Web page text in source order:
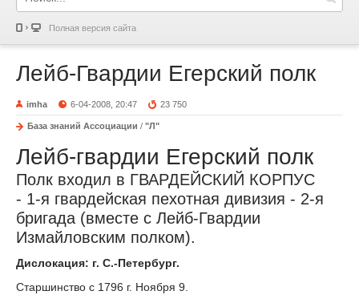
Полная версия сайта
Лейб-Гвардии Егерский полк
imha 6-04-2008, 20:47 23 750
База знаний Ассоциации / "Л"
Лейб-гвардии Егерский полк
Полк входил в ГВАРДЕЙСКИЙ КОРПУС
- 1-я гвардейская пехотная дивизия - 2-я
бригада (вместе с Лейб-Гвардии
Измайловским полком).
Дислокация: г. С.-Петербург.
Старшинство с 1796 г. Ноября 9.